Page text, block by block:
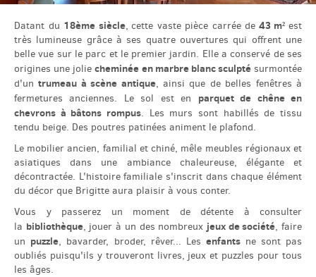
Datant du 18ème siècle, cette vaste pièce carrée de 43 m²est
très lumineuse grâce à ses quatre ouvertures qui offrent une
belle vue sur le parc et le premier jardin. Elle a conservé de ses
origines une jolie cheminée en marbre blanc sculpté surmontée
d'untrumeau à scène antique, ainsi que de belles fenêtres à
fermetures anciennes. Le sol est en parquet de chêne en
chevrons à bâtons rompus. Les murs sont habillés de tissu
tendu beige. Des poutres patinées animent le plafond.
Le mobilier ancien, familial et chiné, mêle meubles régionaux et
asiatiques dans une ambiance chaleureuse, élégante et
décontractée. L'histoire familiale s'inscrit dans chaque élément
du décor que Brigitte aura plaisir à vous conter.
Vous y passerez un moment de détente à consulter
la bibliothèque, jouer à un des nombreux jeux de société, faire
un puzzle, bavarder, broder, rêver... Lesenfants ne sont pas
oubliés puisqu'ils y trouveront livres, jeux et puzzles pour tous
les âges.